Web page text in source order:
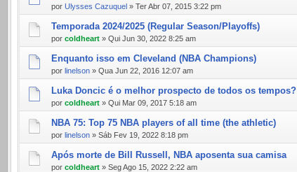
por Ulysses Cazuquel » Ter Abr 07, 2015 3:22 pm
Temporada 2024/2025 (Regular Season/Playoffs)
por coldheart » Qui Jun 30, 2022 8:25 am
Enquanto isso em Cleveland (NBA Champions)
por linelson » Qua Jun 22, 2016 12:07 am
Luka Doncic é o melhor prospecto de todos os tempos?
por coldheart » Qui Mar 09, 2017 5:18 am
NBA 75: Top 75 NBA players of all time (the athletic)
por linelson » Sáb Fev 19, 2022 8:18 pm
Após morte de Bill Russell, NBA aposenta sua camisa
por coldheart » Seg Ago 15, 2022 2:22 am